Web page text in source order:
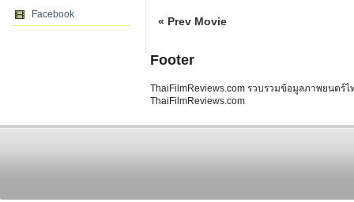
Facebook
« Prev Movie
Footer
ThaiFilmReviews.com รวบรวมข้อมูลภาพยนตร์
ThaiFilmReviews.com